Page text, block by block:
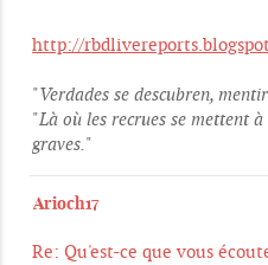
http://
"Verdades se descubren,
"Là où les recrues se mettent
graves."
Arioch17
Re: Qu'est-ce que vous